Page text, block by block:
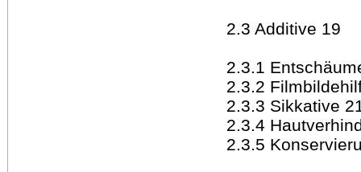
2.3 Additive 19
2.3.1
2.3.2
2.3.3 Sikkative
2.3.4
2.3.5